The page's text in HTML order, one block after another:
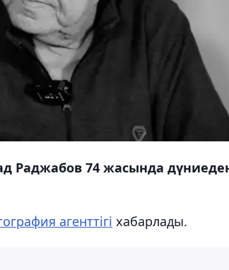
Раджабов 74 жасында
агенттігі хабарлады.